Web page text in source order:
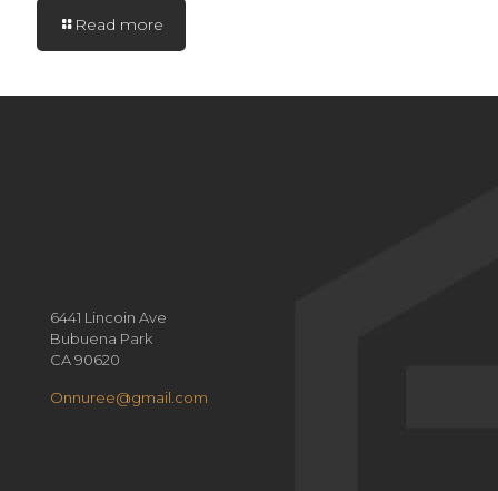
Read more
6441 Lincoin Ave
Bubuena Park
CA 90620
Onnuree@gmail.com